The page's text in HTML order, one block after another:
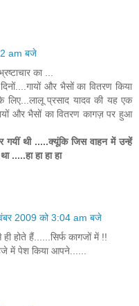
am बजे
का ...
और भैसों का वितरण किया
लिए...लालू प्रसाद यादव की यह एक
और भैसों का वितरण कागज़ पर हुआ
थी .....क्यूंकि जिस वाहन में उन्हें
.....हा हा हा हा
2009 को 3:04 am बजे
होते हैं......सिर्फ कागजों में !!
में पेश किया आपने......